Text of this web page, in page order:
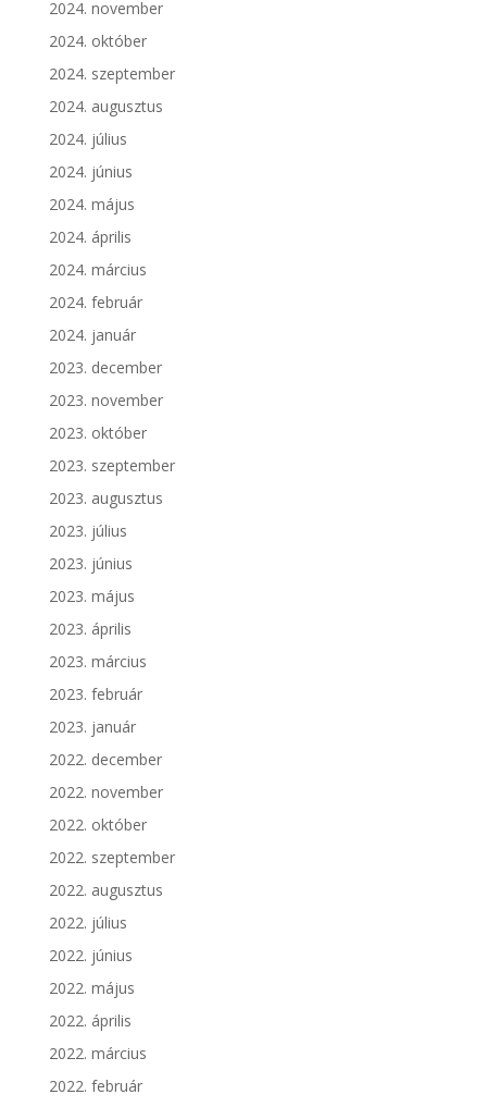
2024. november
2024. október
2024. szeptember
2024. augusztus
2024. július
2024. június
2024. május
2024. április
2024. március
2024. február
2024. január
2023. december
2023. november
2023. október
2023. szeptember
2023. augusztus
2023. július
2023. június
2023. május
2023. április
2023. március
2023. február
2023. január
2022. december
2022. november
2022. október
2022. szeptember
2022. augusztus
2022. július
2022. június
2022. május
2022. április
2022. március
2022. február